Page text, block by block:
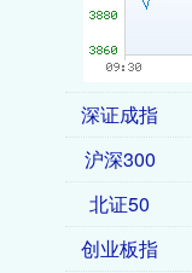
深证成指
沪深300
北证50
创业板指